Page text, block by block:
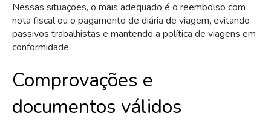
Nessas situações, o mais adequado é o reembolso com
nota fiscal ou o pagamento de diária de viagem, evitando
passivos trabalhistas e mantendo a política de viagens em
conformidade.
Comprovações e
documentos válidos